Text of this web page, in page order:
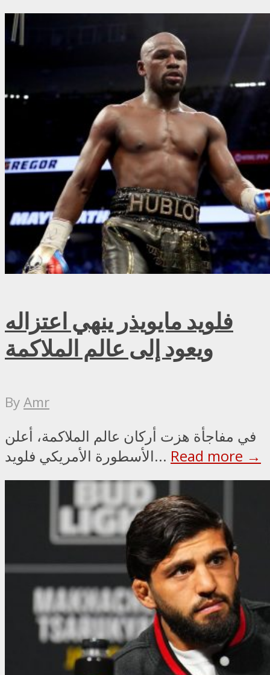
فلويد مايويذر ينهي اعتزاله
ويعود إلى عالم الملاكمة
ByAmr
في مفاجأة هزت أركان عالم الملاكمة، أعلن
الأسطورة الأمريكي فلويد... Read more →